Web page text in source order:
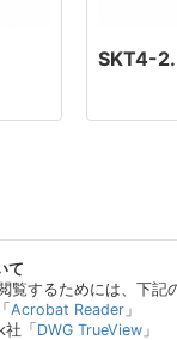
SKT4-
て
覧するためには、下記
Acrobat Reader」
「 DWG TrueView」